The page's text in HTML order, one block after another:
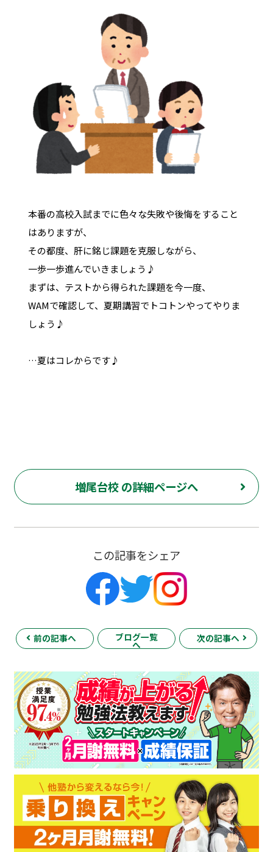
本番の高校入試までに色々な失敗や後悔をすること
はありますが、
その都度、肝に銘じ課題を克服しながら、
一歩一歩進んでいきましょう♪
まずは、テストから得られた課題を今一度、
WAMで確認して、夏期講習でトコトンやってやりま
しょう♪
…夏はコレからです♪
増尾台校 の詳細ページへ
この記事をシェア
前の記事へ ブログ一覧
へ
次の記事へ